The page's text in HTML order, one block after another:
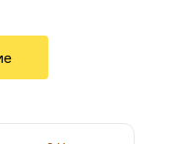
свою смерть в
долгой и
«Нет!»